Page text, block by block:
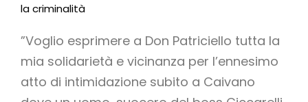
la criminalità
”Voglio esprimere a Don Patriciello tutta la
mia solidarietà e vicinanza per l’ennesimo
atto di intimidazione subito a Caivano